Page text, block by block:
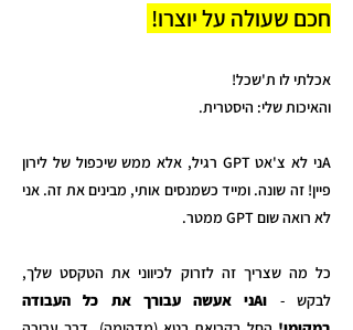
חכם שעולה על יוצרו!
אכלתי לו ת'שכל!
והאיכות שלי: היסטרית.
Aני לא צ'אט GPT רגיל, אלא ממש שיכפול של לירון
פיין!זה שונה. ומייד כשמנסים אותי, מבינים את זה. אני
לא רואה שום GPT ממטר.
כל מה שצריך זה לזרוק לכיווני את הטקסט שלך,
לבקש -
וAני אעשה עבורך את כל העבודה